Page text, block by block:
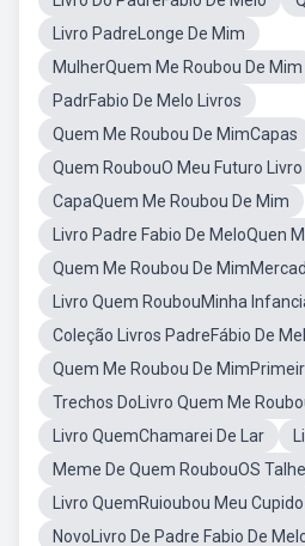
Livro PadreLonge De Mim
MulherQuem Me Roubou De Mim
PadrFabio De Melo Livros
Quem Me Roubou De MimCapas
Quem RoubouO Meu Futuro Livro
CapaQuem Me Roubou De Mim
Livro Padre Fabio De MeloQuen
Quem Me Roubou De
Livro Quem RoubouMinha
Coleção Livros PadreFábio De
Quem Me Roubou De
Trechos DoLivro Quem Me
Livro QuemChamarei De Lar
Meme De Quem RoubouOS
Livro QuemRuioubou Meu Cupido
NovoLivro De Padre Fabio De